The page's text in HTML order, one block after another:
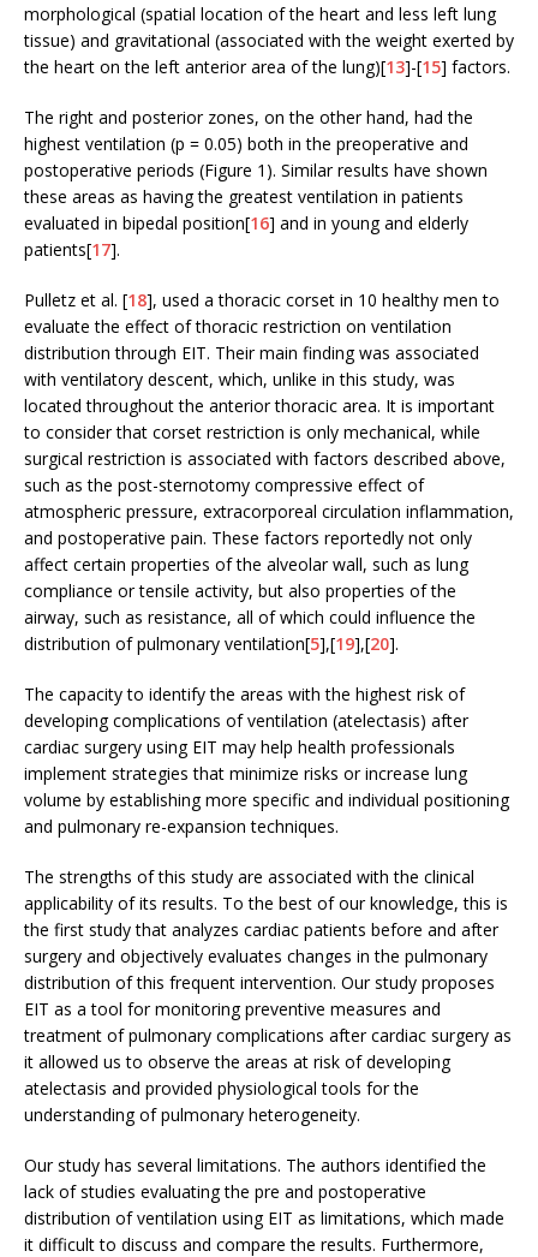
morphological (spatial location of the heart and less left lung
tissue) and gravitational (associated with the weight exerted by
the heart on the left anterior area of the lung)[13]-[15] factors.
The right and posterior zones, on the other hand, had the
highest ventilation (p = 0.05) both in the preoperative and
postoperative periods (Figure 1). Similar results have shown
these areas as having the greatest ventilation in patients
evaluated in bipedal position[16] and in young and elderly
patients[17].
Pulletz et al. [18], used a thoracic corset in 10 healthy men to
evaluate the effect of thoracic restriction on ventilation
distribution through EIT. Their main finding was associated
with ventilatory descent, which, unlike in this study, was
located throughout the anterior thoracic area. It is important
to consider that corset restriction is only mechanical, while
surgical restriction is associated with factors described above,
such as the post-sternotomy compressive effect of
atmospheric pressure, extracorporeal circulation inflammation,
and postoperative pain. These factors reportedly not only
affect certain properties of the alveolar wall, such as lung
compliance or tensile activity, but also properties of the
airway, such as resistance, all of which could influence the
distribution of pulmonary ventilation[5],[19],[20].
The capacity to identify the areas with the highest risk of
developing complications of ventilation (atelectasis) after
cardiac surgery using EIT may help health professionals
implement strategies that minimize risks or increase lung
volume by establishing more specific and individual positioning
and pulmonary re-expansion techniques.
The strengths of this study are associated with the clinical
applicability of its results. To the best of our knowledge, this is
the first study that analyzes cardiac patients before and after
surgery and objectively evaluates changes in the pulmonary
distribution of this frequent intervention. Our study proposes
EIT as a tool for monitoring preventive measures and
treatment of pulmonary complications after cardiac surgery as
it allowed us to observe the areas at risk of developing
atelectasis and provided physiological tools for the
understanding of pulmonary heterogeneity.
Our study has several limitations. The authors identified the
lack of studies evaluating the pre and postoperative
distribution of ventilation using EIT as limitations, which made
it difficult to discuss and compare the results. Furthermore,